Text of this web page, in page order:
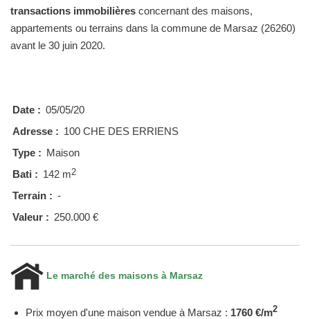
transactions immobilières concernant des maisons,
appartements ou terrains dans la commune de Marsaz (26260)
avant le 30 juin 2020.
Date : 05/05/20
Adresse : 100 CHE DES ERRIENS
Type : Maison
Bati : 142 m2
Terrain : -
Valeur : 250.000 €
Le marché des maisons à Marsaz
Prix moyen d'une maison vendue à Marsaz : 1760 €/m2